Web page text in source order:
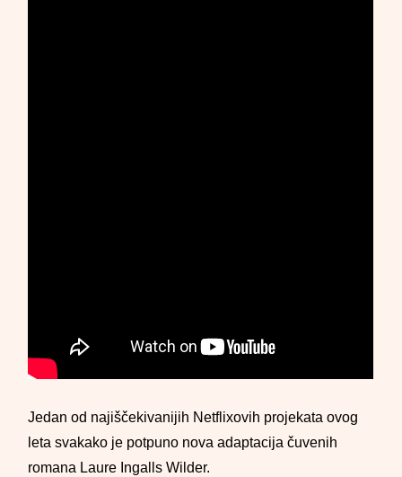
Jedan od najiščekivanijih Netflixovih projekata ovog
leta svakako je potpuno nova adaptacija čuvenih
romana Laure Ingalls Wilder.